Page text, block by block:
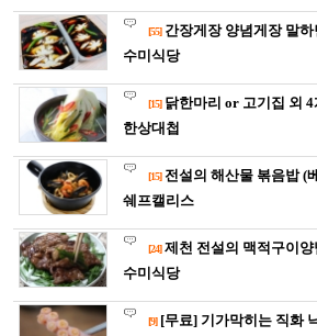
[55] 간장게장 양념게장 말하면 뭐
수미식당
[15] 닭한마리 or 고기집 외 4계절
한상대첩
[15] 전설의 해산물 볶음밥 (베니건
쉐프캘리스
[24] 제천 전설의 맥적구이양념
수미식당
[9] [무료] 기가막히는 직화 낙지